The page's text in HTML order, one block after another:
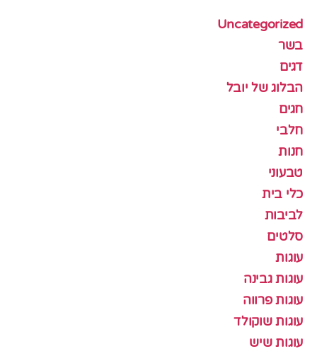
Uncategorized
בשר
דגים
הבלוג של יובל
חגים
חלבי
חנות
טבעוני
כלי בית
לביבות
סלטים
עוגות
עוגות גבינה
עוגות פרווה
עוגות שוקולד
עוגות שיש